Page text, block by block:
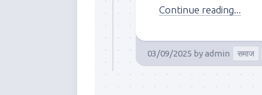
Continue reading...
03/09/2025 byadmin समाज